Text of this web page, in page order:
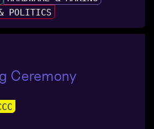
POLITICS
Ceremony